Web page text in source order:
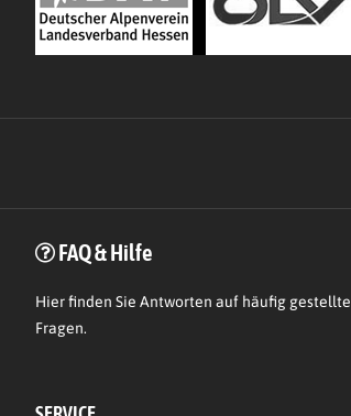
FAQ & Hilfe
Hierfinden Sie Antworten auf häufig gestellte
Fragen.